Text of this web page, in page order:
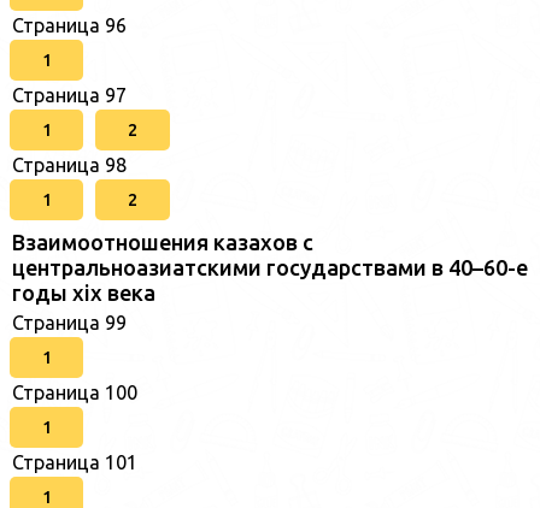
Страница 96
1
Страница 97
1 2
Страница 98
1 2
Взаимоотношения казахов с
центральноазиатскими государствами в 40–60-е
годы xix века
Страница 99
1
Страница 100
1
Страница 101
1